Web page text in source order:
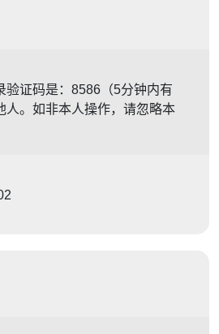
验证码是：8586（5分钟内有
人。如非本人操作，请忽略本